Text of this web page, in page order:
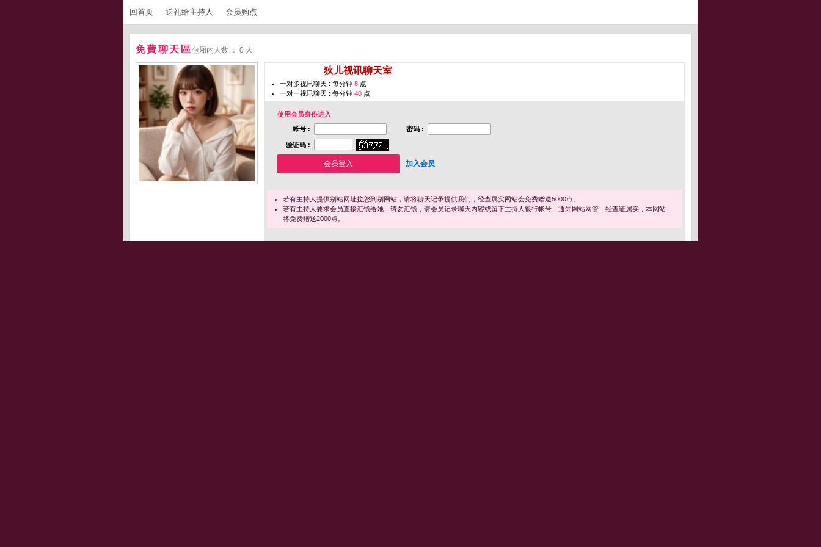
回首页 送礼给主持人 会员购点
免費聊天區包厢内人数 ： 0 人
狄儿视讯聊天室
一对多视讯聊天 : 每分钟 8 点
一对一视讯聊天 : 每分钟 40 点
使用会员身份进入
帐号 :
密码 :
验证码 :
加入会员
若有主持人提供别站网址拉您到别网站，请将聊天记录提供我们，经查属实网站会免费赠送5000点。
若有主持人要求会员直接汇钱给她，请勿汇钱，请会员记录聊天内容或留下主持人银行帐号，通知网站网管，经查证属实，本网站
将免费赠送2000点。